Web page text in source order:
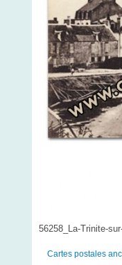
56258_La-Trinite-
Cartes postales